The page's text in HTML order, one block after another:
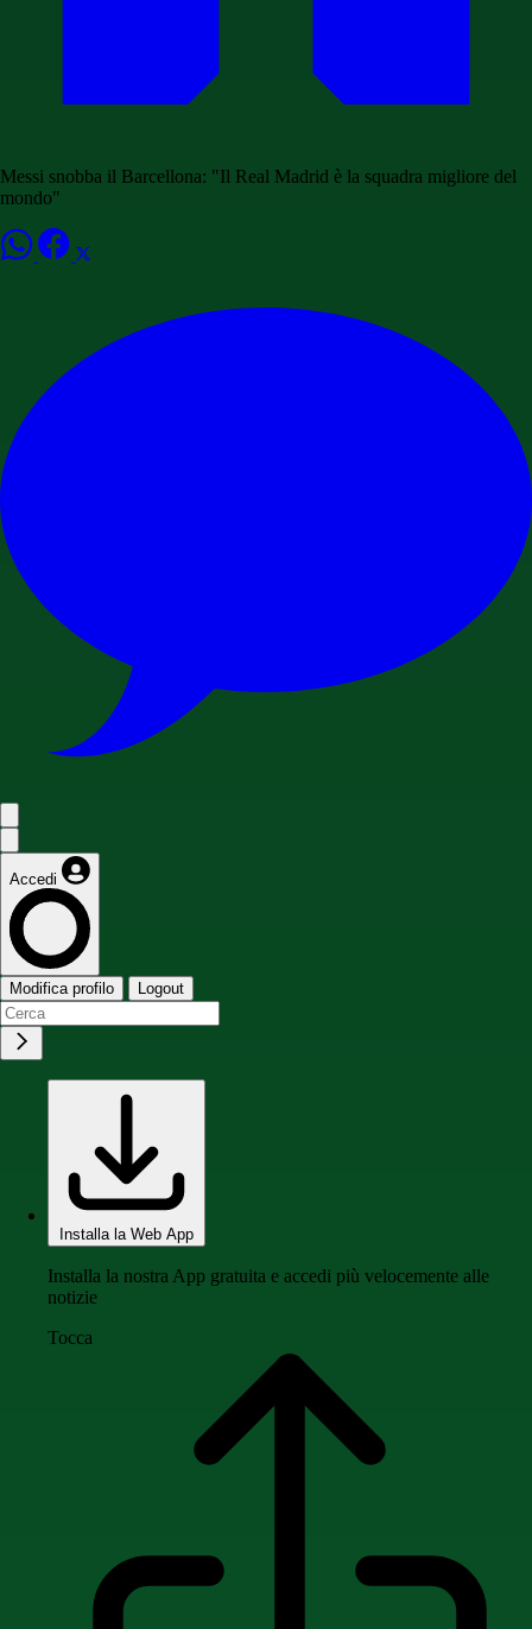
Messi snobba il Barcellona: "Il Real Madrid è la squadra migliore del
mondo"
Accedi
Modifica profilo Logout
Installa la Web App
Installa la nostra App gratuita e accedi più velocemente alle
notizie
Tocca